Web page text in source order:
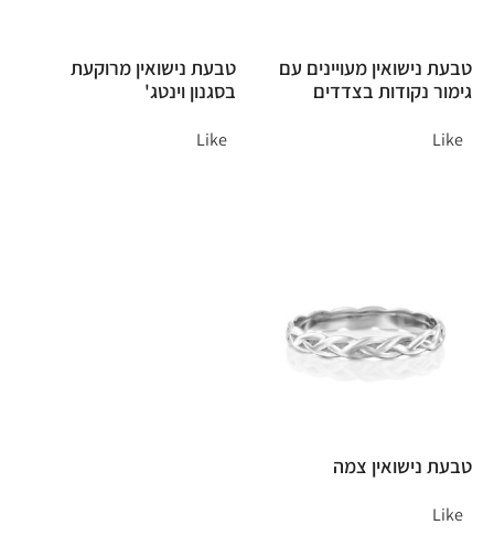
טבעת נישואין מעויינים עם
גימור נקודות בצדדים
Like
טבעת נישואין מרוקעת
בסגנון וינטג'
Like
טבעת נישואין צמה
Like